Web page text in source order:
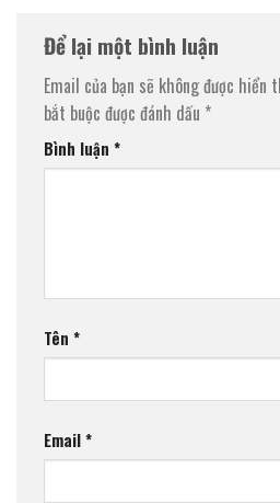
Để lại một bình luận
Email của bạn sẽ không được hiển
bắt buộc được đánh dấu *
Bình luận *
Tên *
Email*